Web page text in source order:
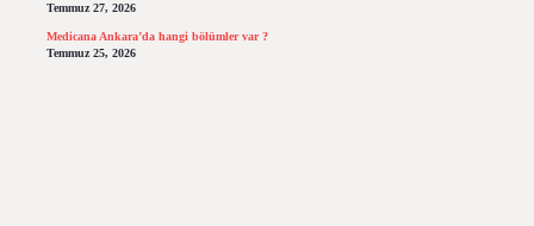
Temmuz 27, 2026
Medicana Ankara’da hangi bölümler var ?
Temmuz 25, 2026